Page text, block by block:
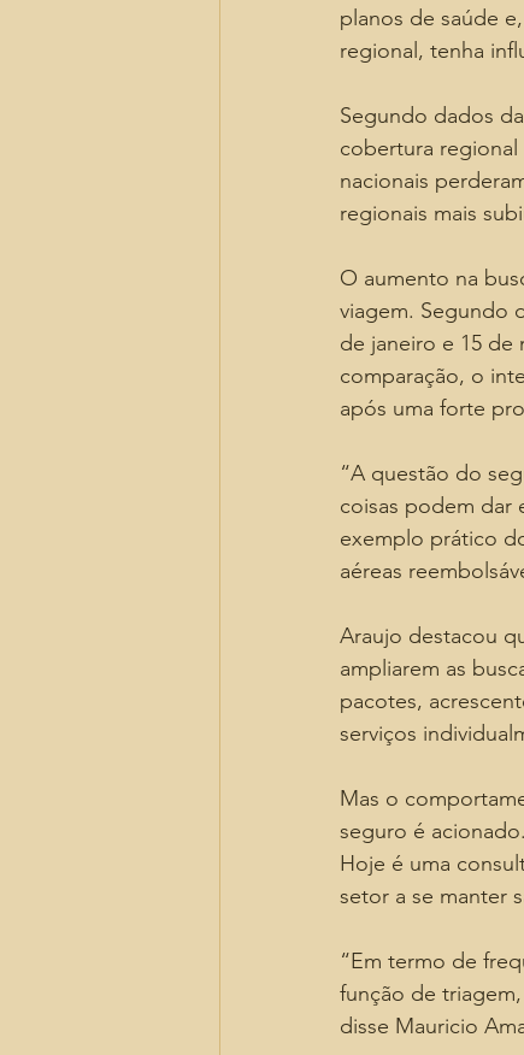
planos de saúde
regional, tenha
Segundo dados
cobertura
nacionais
regionais mais
O aumento na
viagem. Segundo
de janeiro e 15 de
comparação, o
após uma forte
“A questão do
coisas podem dar
exemplo prático
aéreas
Araujo destacou
ampliarem as
pacotes,
serviços
Mas o
seguro é
Hoje é uma
setor a se manter
“Em termo de
função de
disse Mauricio